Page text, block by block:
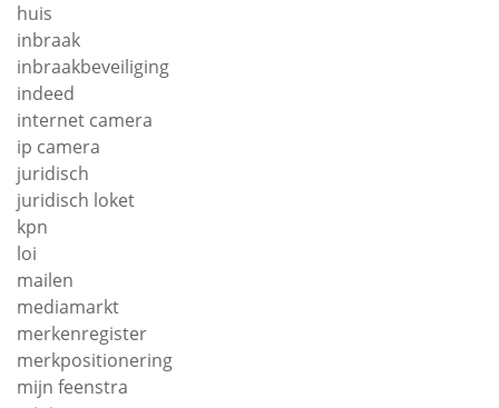
huis
inbraak
inbraakbeveiliging
indeed
internet camera
ip camera
juridisch
juridisch loket
kpn
loi
mailen
mediamarkt
merkenregister
merkpositionering
mijn feenstra